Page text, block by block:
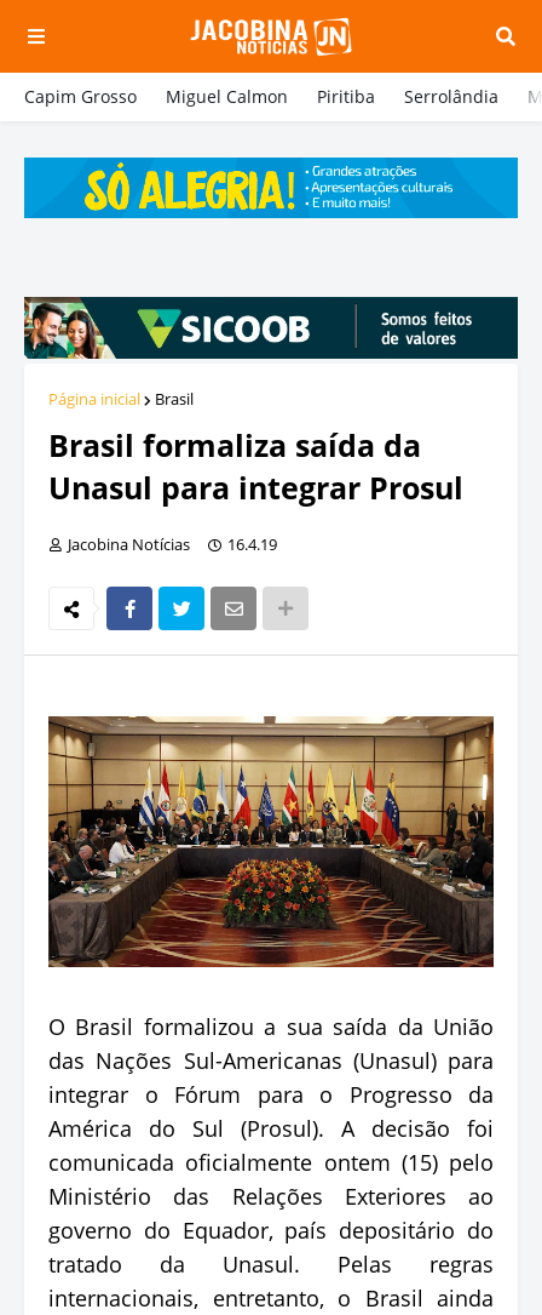
Capim Grosso Miguel Calmon Piritiba Serrolândia
Página inicial Brasil
Brasil formaliza saída da
Unasul para integrar Prosul
Jacobina Notícias 16.4.19
O Brasil formalizou a sua saída da União
das Nações Sul-Americanas (Unasul) para
integrar o Fórum para o Progresso da
América do Sul (Prosul). A decisão foi
comunicada oficialmente ontem (15) pelo
Ministério das Relações Exteriores ao
governo do Equador, país depositário do
tratado da Unasul. Pelas regras
internacionais, entretanto, o Brasil ainda